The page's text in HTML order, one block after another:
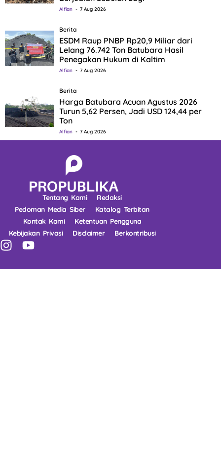
Alfian 7 Aug 2026
Berita
ESDM Raup PNBP Rp20,9 Miliar dari
Lelang 76.742 Ton Batubara Hasil
Penegakan Hukum di Kaltim
Alfian 7 Aug 2026
Berita
Harga Batubara Acuan Agustus 2026
Turun 5,62 Persen, Jadi USD 124,44 per
Ton
Alfian 7 Aug 2026
Tentang Kami
Redaksi
Pedoman Media Siber
Katalog Terbitan
Kontak Kami
Ketentuan Pengguna
Kebijakan Privasi
Disclaimer Berkontribusi